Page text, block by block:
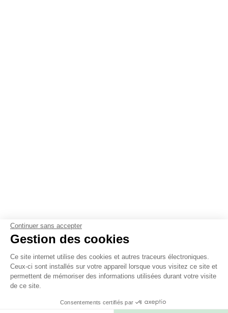
Continuer sans accepter
Gestion des cookies
Ce site internet utilise des cookies et autres traceurs électroniques.
Ceux-ci sont installés sur votre appareil lorsque vous visitez ce site et
permettent de mémoriser des informations utilisées durant votre visite
de ce site.
Consentements certifiés par